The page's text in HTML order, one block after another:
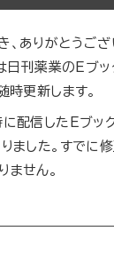
ありがとうご
は日刊薬業のEブ
時更新します。
信したEブック
ました。すでに
ません。